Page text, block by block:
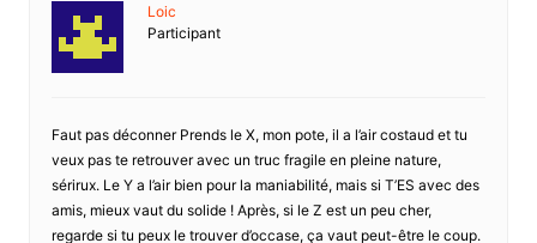
Loic
Participant
Faut pas déconner Prends le X, mon pote, il a l’air costaud et tu
veux pas te retrouver avec un truc fragile en pleine nature,
sérirux. Le Y a l’air bien pour la maniabilité, mais si T’ES avec des
amis, mieux vaut du solide ! Après, si le Z est un peu cher,
regarde si tu peux le trouver d’occase, ça vaut peut-être le coup.